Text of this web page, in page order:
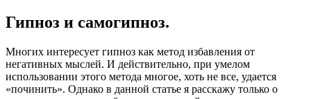
Гипноз и самогипноз.
Многих интересует гипноз как метод избавления от
негативных мыслей. И действительно, при умелом
использовании этого метода многое, хоть не все, удается
«починить». Однако в данной статье я расскажу только о